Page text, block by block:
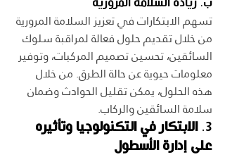
ب. زيادة السلامة المرورية
تسهم الابتكارات في تعزيز السلامة المرورية
من خلال تقديم حلول فعالة لمراقبة سلوك
السائقين، تحسين تصميم المركبات، وتوفير
معلومات حيوية عن حالة الطرق. من خلال
هذه الحلول، يمكن تقليل الحوادث وضمان
سلامة السائقين والركاب.
3. الابتكار في التكنولوجيا وتأثيره
على إدارة الأسطول